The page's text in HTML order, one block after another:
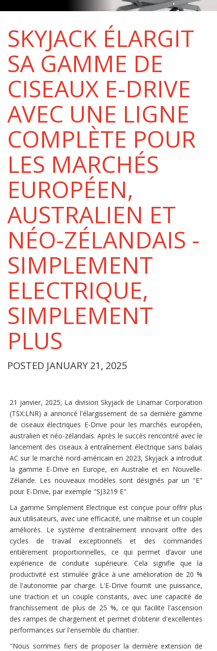
SKYJACK ÉLARGIT
SA GAMME DE
CISEAUX E-DRIVE
AVEC UNE LIGNE
COMPLÈTE POUR
LES MARCHÉS
EUROPÉEN,
AUSTRALIEN ET
NÉO-ZÉLANDAIS -
SIMPLEMENT
ELECTRIQUE,
SIMPLEMENT
PLUS
POSTED JANUARY 21, 2025
21 janvier, 2025; La division Skyjack de Linamar Corporation
(TSX:LNR) a annoncé l'élargissement de sa dernière gamme
de ciseaux électriques E-Drive pour les marchés européen,
australien et néo-zélandais. Après le succès rencontré avec le
lancement des ciseaux à entraînement électrique sans balais
AC sur le marché nord-américain en 2023, Skyjack a introduit
la gamme E-Drive en Europe, en Australie et en Nouvelle-
Zélande. Les nouveaux modèles sont désignés par un "E"
pour E-Drive, par exemple "SJ3219 E".
La gamme Simplement Electrique est conçue pour offrir plus
aux utilisateurs, avec une efficacité, une maîtrise et un couple
améliorés. Le système d'entraînement innovant offre des
cycles de travail exceptionnels et des commandes
entièrement proportionnelles, ce qui permet d’avoir une
expérience de conduite supérieure. Cela signifie que la
productivité est stimulée grâce à une amélioration de 20 %
de l'autonomie par charge. L'E-Drive fournit une puissance,
une traction et un couple constants, avec une capacité de
franchissement de plus de 25 %, ce qui facilite l'ascension
des rampes de chargement et permet d'obtenir d'excellentes
performances sur l'ensemble du chantier.
"Nous sommes fiers de proposer la dernière extension de